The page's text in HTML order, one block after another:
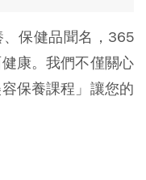
、保健品聞名，365
康。我們不僅關心
保養課程」讓您的